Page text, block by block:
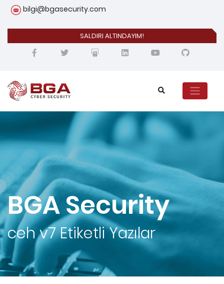
bilgi@bgasecurity.com
SALDIRI ALTINDAYIM!
BGA Security
ceh v7Etiketli Yazılar